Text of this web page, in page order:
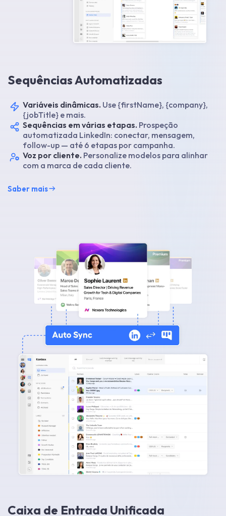
Sequências Automatizadas
Variáveis dinâmicas. Use {firstName}, {company},
{jobTitle} e mais.
Sequências em várias etapas. Prospeção
automatizada LinkedIn: conectar, mensagem,
follow-up — até 6 etapas por campanha.
Voz por cliente. Personalize modelos para alinhar
com a marca de cada cliente.
Saber mais
Caixa de Entrada Unificada